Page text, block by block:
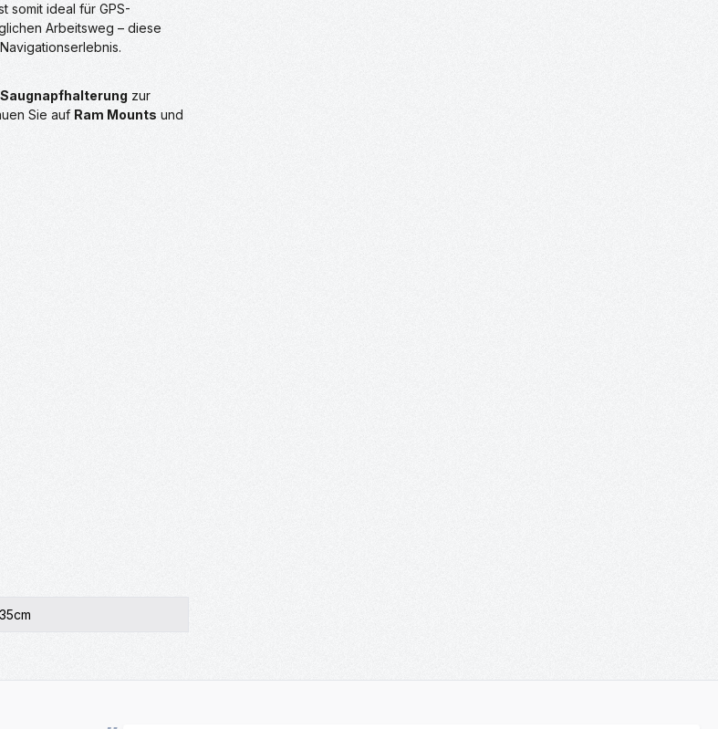
somit ideal für GPS-
Arbeitsweg – diese
zur
Sie auf Ram Mounts und